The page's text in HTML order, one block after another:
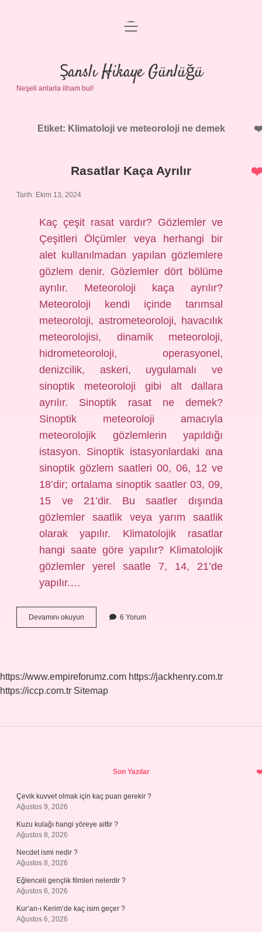
Anasayfa
Gizlilik Politikası
menüyü
Şanslı Hikaye Günlüğü
Neşeli anlarla ilham bul!
Etiket: Klimatoloji ve meteoroloji ne demek
Rasatlar Kaça Ayrılır
Tarih: Ekim 13, 2024
Kaç çeşit rasat vardır? Gözlemler ve
Çeşitleri Ölçümler veya herhangi bir
alet kullanılmadan yapılan gözlemlere
gözlem denir. Gözlemler dört bölüme
ayrılır. Meteoroloji kaça ayrılır?
Meteoroloji kendi içinde tarımsal
meteoroloji, astrometeoroloji, havacılık
meteorolojisi, dinamik meteoroloji,
hidrometeoroloji, operasyonel,
denizcilik, askeri, uygulamalı ve
sinoptik meteoroloji gibi alt dallara
ayrılır. Sinoptik rasat ne demek?
Sinoptik meteoroloji amacıyla
meteorolojik gözlemlerin yapıldığı
istasyon. Sinoptik istasyonlardaki ana
sinoptik gözlem saatleri 00, 06, 12 ve
18’dir; ortalama sinoptik saatler 03, 09,
15 ve 21’dir. Bu saatler dışında
gözlemler saatlik veya yarım saatlik
olarak yapılır. Klimatolojik rasatlar
hangi saate göre yapılır? Klimatolojik
gözlemler yerel saatle 7, 14, 21’de
yapılır.…
Devamını okuyun Rasatlar
Kaça
6 Yorum
https://www.empireforumz.com https://jackhenry.com.tr
https://iccp.com.tr Sitemap
Son Yazılar
Çevik kuvvet olmak için kaç puan gerekir ?
Ağustos 9, 2026
Kuzu kulağı hangi yöreye aittir ?
Ağustos 8, 2026
Necdet ismi nedir ?
Ağustos 8, 2026
Eğlenceli gençlik filmleri nelerdir ?
Ağustos 6, 2026
Kur’an-ı Kerim’de kaç isim geçer ?
Ağustos 6, 2026